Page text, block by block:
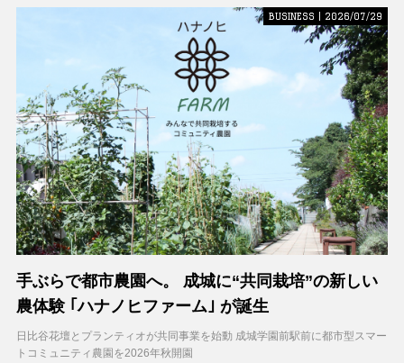
BUSINESS | 2026/07/29
手ぶらで都市農園へ。 成城に“共同栽培”の新しい
農体験 ｢ハナノヒファーム｣ が誕生
日比谷花壇とプランティオが共同事業を始動 成城学園前駅前に都市型スマー
トコミュニティ農園を2026年秋開園